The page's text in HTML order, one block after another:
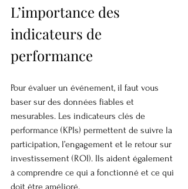
L’importance des
indicateurs de
performance
Pour évaluer un événement, il faut vous
baser sur des données fiables et
mesurables. Les indicateurs clés de
performance (KPIs) permettent de suivre la
participation, l’engagement et le retour sur
investissement (ROI). Ils aident également
à comprendre ce qui a fonctionné et ce qui